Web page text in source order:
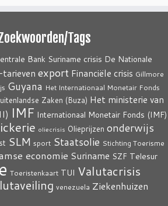
Tags
Bank Suriname crisis De Nationale
tarieven export Financiële crisis Gillmore
Guyana Het Internationaal Monetair Fonds
Zaken (Buza) Het ministerie van
IMF Internationaal Monetair Fonds (IMF)
oliecrisis Olieprijzen onderwijs
SLM sport Staatsolie Stichting Toerisme
economie Suriname SZF Telesur
Toeristenkaart TUI Valutacrisis
venezuela Ziekenhuizen